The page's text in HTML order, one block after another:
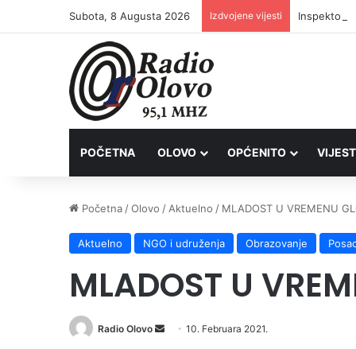
Subota, 8 Augusta 2026 Izdvojene vijesti Inspektori
POČETNA OLOVO OPĆENITO
Početna /Olovo / Aktuelno / MLADOST U VREMENU
Aktuelno NGO i udruženja Obrazovanje
MLADOST U
Radio Olovo
Send10. Februara 2021.